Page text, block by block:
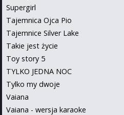
Supergirl
Tajemnica Ojca Pio
Tajemnice Silver Lake
Takie jest życie
Toy story 5
TYLKO JEDNA NOC
Tylko my dwoje
Vaiana
Vaiana - wersja karaoke